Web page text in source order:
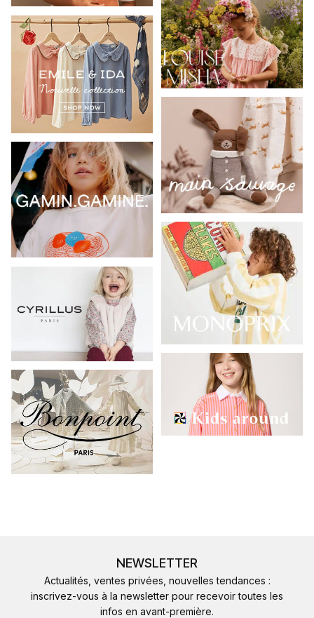
NEWSLETTER
Actualités, ventes privées, nouvelles tendances :
inscrivez-vous à la newsletter pour recevoir toutes les
infos en avant-première.